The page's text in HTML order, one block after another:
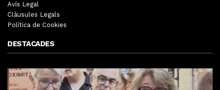
Avís Legal
Clàusules Legals
Política de Cookies
DESTACADES